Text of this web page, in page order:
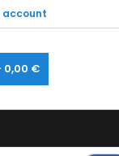
account
0,00 €